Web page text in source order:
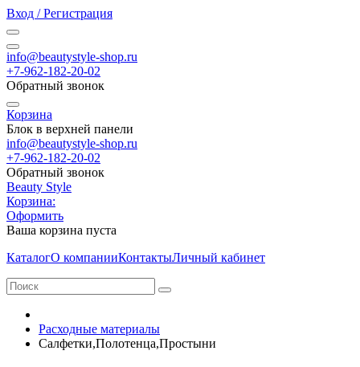
Вход / Регистрация
info@beautystyle-shop.ru
+7-962-182-20-02
Обратный звонок
Корзина
Блок в верхней панели
info@beautystyle-shop.ru
+7-962-182-20-02
Обратный звонок
Beauty Style
Корзина:
Оформить
Ваша корзина пуста
КаталогО компанииКонтактыЛичный кабинет
Расходные материалы
Салфетки,Полотенца,Простыни